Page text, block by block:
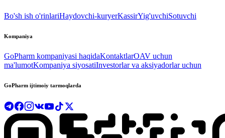
Bo'sh ish o'rinlariHaydovchi-kuryerKassirYig'uvchiSotuvchi
Kompaniya
GoPharm kompaniyasi haqidaKontaktlarOAV uchun
ma'lumotKompaniya siyosatiInvestorlar va aksiyadorlar uchun
GoPharm ijtimoiy tarmoqlarda